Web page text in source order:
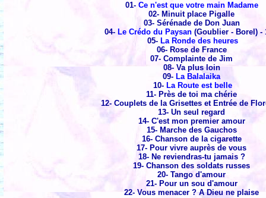
01- Ce n'est que votre main Madame
02- Minuit place Pigalle
03- Sérénade de Don Juan
04- Le Crédo du Paysan (Goublier - Borel) -
05- La Ronde des heures
06- Rose de France
07- Complainte de Jim
08- Va plus loin
09- La Balalaika
10- La Route est belle
11- Près de toi ma chérie
12- Couplets de la Grisettes et Entrée de
13- Un seul regard
14- C'est mon premier amour
15- Marche des Gauchos
16- Chanson de la cigarette
17- Pour vivre auprès de vous
18- Ne reviendras-tu jamais ?
19- Chanson des soldats russes
20- Tango d'amour
21- Pour un sou d'amour
22- Vous menacer ? A Dieu ne plaise